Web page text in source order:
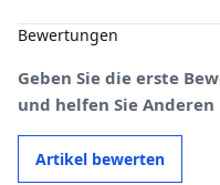
Bewertungen
Geben Sie die erste
und helfen Sie
Artikel bewerten